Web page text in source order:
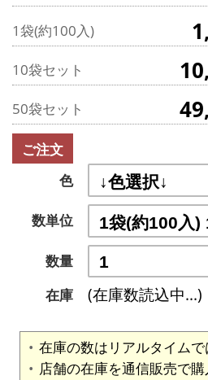
1袋(約100入)
10袋セット
50袋セット
ご注文
色
数単位
数量
在庫
(在庫数読込中...)
在庫の数はリアルタイムで
店舗の在庫を通信販売で購